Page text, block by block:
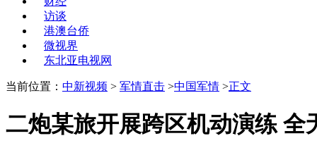
访谈
港澳台侨
微视界
东北亚电视网
当前位置： 中新视频 > 军情直击 >中国军情 >正文
二炮某旅开展跨区机动演练 全